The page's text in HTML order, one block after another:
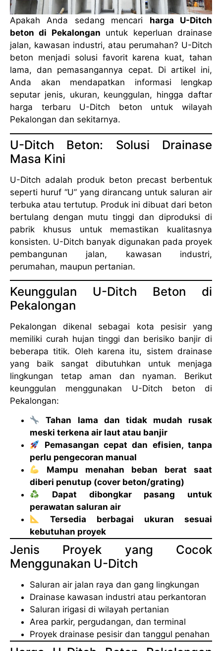
Apakah Anda sedang mencari harga U-Ditch
beton di Pekalongan untuk keperluan drainase
jalan, kawasan industri, atau perumahan? U-Ditch
beton menjadi solusi favorit karena kuat, tahan
lama, dan pemasangannya cepat. Di artikel ini,
Anda akan mendapatkan informasi lengkap
seputar jenis, ukuran, keunggulan, hingga daftar
harga terbaru U-Ditch beton untuk wilayah
Pekalongan dan sekitarnya.
U-Ditch Beton: Solusi Drainase
Masa Kini
U-Ditch adalah produk beton precast berbentuk
seperti huruf “U” yang dirancang untuk saluran air
terbuka atau tertutup. Produk ini dibuat dari beton
bertulang dengan mutu tinggi dan diproduksi di
pabrik khusus untuk memastikan kualitasnya
konsisten. U-Ditch banyak digunakan pada proyek
pembangunan jalan, kawasan industri,
perumahan, maupun pertanian.
Keunggulan U-Ditch Beton di
Pekalongan
Pekalongan dikenal sebagai kota pesisir yang
memiliki curah hujan tinggi dan berisiko banjir di
beberapa titik. Oleh karena itu, sistem drainase
yang baik sangat dibutuhkan untuk menjaga
lingkungan tetap aman dan nyaman. Berikut
keunggulan menggunakan U-Ditch beton di
Pekalongan:
Tahan lama dan tidak mudah rusak
meski terkena air laut atau banjir
Pemasangan cepat dan efisien, tanpa
perlu pengecoran manual
Mampu menahan beban berat saat
diberi penutup (cover beton/grating)
Dapat dibongkar pasang untuk
perawatan saluran air
Tersedia berbagai ukuran sesuai
kebutuhan proyek
Jenis Proyek yang Cocok
Menggunakan U-Ditch
Saluran air jalan raya dan gang lingkungan
Drainase kawasan industri atau perkantoran
Saluran irigasi di wilayah pertanian
Area parkir, pergudangan, dan terminal
Proyek drainase pesisir dan tanggul penahan